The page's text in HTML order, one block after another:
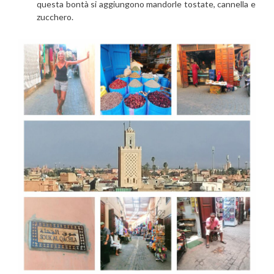
questa bontà si aggiungono mandorle tostate, cannella e
zucchero.